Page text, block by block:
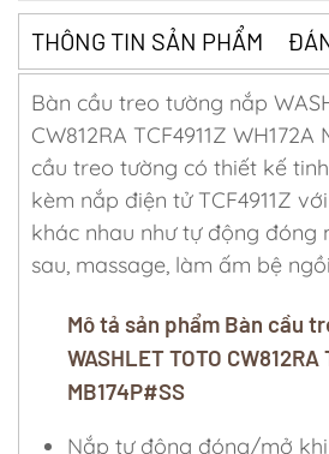
THÔNG TIN SẢN PHẨM
Bàn cầu treo tường nắp
CW812RA TCF4911Z WH172A
cầu treo tường có thiết kế
kèm nắp điện tử TCF4911Z
khác nhau như tự động đóng
sau, massage, làm ấm bệ
Mô tả sản phẩm Bàn cầu
WASHLET TOTO CW812RA
MB174P#SS
Nắp tự động đóng/mở